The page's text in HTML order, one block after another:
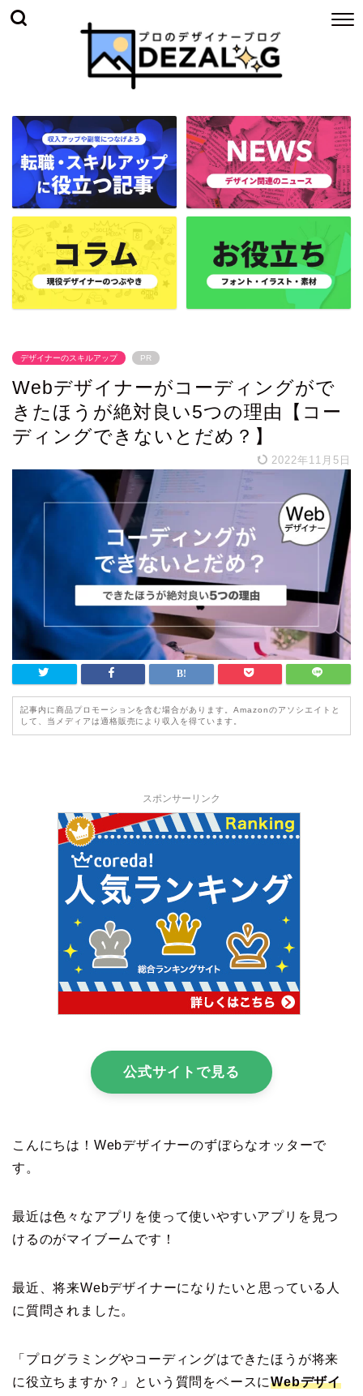
デザイナーのスキルアップ PR
Webデザイナーがコーディングがで
きたほうが絶対良い5つの理由【コー
ディングできないとだめ？】
2022年11月5日
記事内に商品プロモーションを含む場合があります。Amazonのアソシエイトと
して、当メディアは適格販売により収入を得ています。
スポンサーリンク
公式サイトで見る
こんにちは！Webデザイナーのずぼらなオッターで
す。
最近は色々なアプリを使って使いやすいアプリを見つ
けるのがマイブームです！
最近、将来Webデザイナーになりたいと思っている人
に質問されました。
「プログラミングやコーディングはできたほうが将来
に役立ちますか？」という質問をベースにWebデザイ